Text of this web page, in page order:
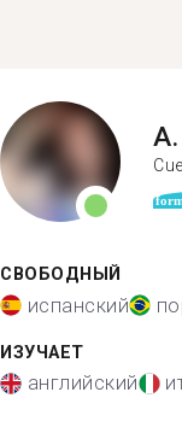
A.
СВОБОДНЫЙ
испанский
ИЗУЧАЕТ
английский